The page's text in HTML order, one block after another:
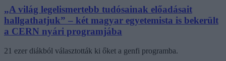
„A világ legelismertebb tudósainak előadásait
hallgathatjuk” – két magyar egyetemista is bekerült
a CERN nyári programjába
21 ezer diákból választották ki őket a genfi programba.